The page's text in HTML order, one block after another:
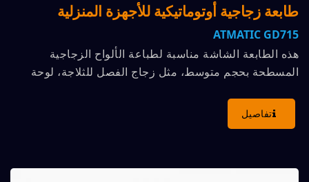
طابعة زجاجية أوتوماتيكية للأجهزة المنزلية
ATMATIC GD715
هذه الطابعة الشاشة مناسبة لطباعة الألواح الزجاجية
المسطحة بحجم متوسط، مثل زجاج الفصل للثلاجة، لوحة
تفاصيل